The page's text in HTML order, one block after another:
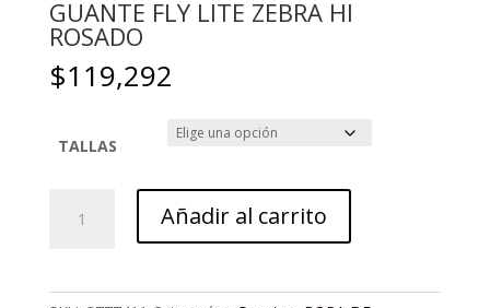
GUANTE FLY LITE ZEBRA HI
ROSADO
$119,292
TALLAS
Añadir al carrito